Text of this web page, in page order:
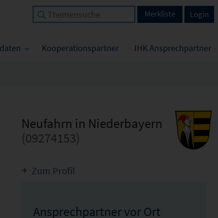
Kooperationspartner IHK Ansprechpartner
Login
Merkliste
Neufahrn in Niederbayern
(09274153)
Zum Profil
Ansprechpartner vor Ort